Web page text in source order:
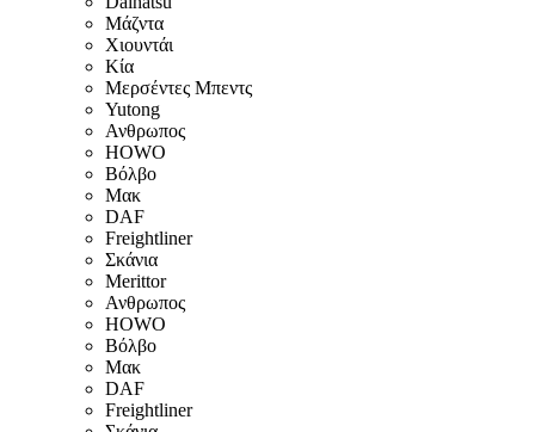
Μάζντα
Χιουντάι
Κία
Μερσέντες Μπεντς
Yutong
Ανθρωπος
HOWO
Βόλβο
Μακ
DAF
Freightliner
Σκάνια
Merittor
Ανθρωπος
HOWO
Βόλβο
Μακ
DAF
Freightliner